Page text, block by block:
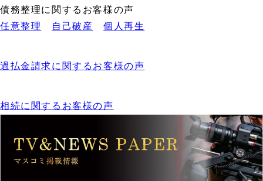
債務整理に関するお客様の声
任意整理
自己破産 個人再生
過払金請求に関するお客様の声
相続に関するお客様の声